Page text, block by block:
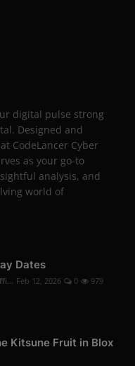
digital pulse strong
Designed and
CodeLancer Cyber
as your go-to
analysis, and
world of
Dates
Feb 12, 2026 0 979
Kitsune Fruit in Blox